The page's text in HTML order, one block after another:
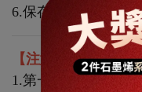
6.保存時放在透明夾
【注意事項】
1.第一次使用時，請